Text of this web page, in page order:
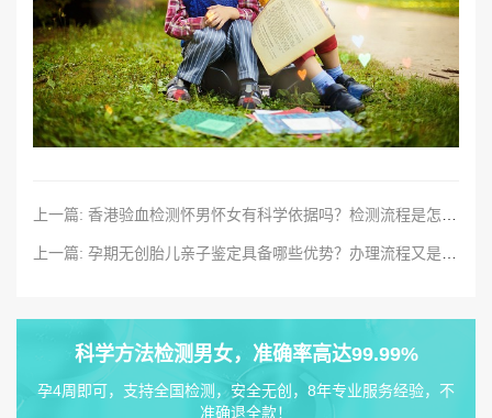
科学方法检测男女，准确率高达99.99%
孕4周即可，支持全国检测，安全无创，8年专业服务经验，不
准确退全款！